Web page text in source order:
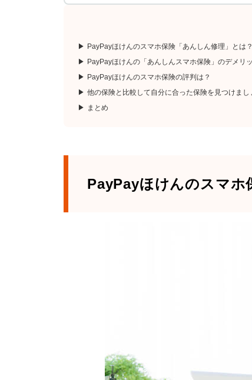
PayPayほけんのスマホ保険「あんしん修理」とは？
PayPayほけんの「あんしんスマホ保険」のデメリ
PayPayほけんのスマホ保険の評判は？
他の保険と比較して自分に合った保険を見つけまし
まとめ
PayPayほけんのスマホ